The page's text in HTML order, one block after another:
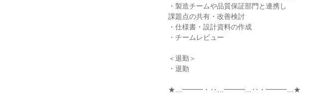
・製造チームや品質保証部門と連携し
課題点の共有・改善検討
・仕様書・設計資料の作成
・チームレビュー
＜退勤＞
・退勤
★…━━━・‥…━━━…‥・━━━…★